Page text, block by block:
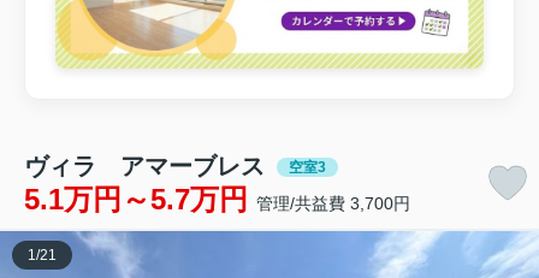
ヴィラ アマーブレス 空室3
5.1万円～5.7万円 管理/共益費 3,700円
1/21